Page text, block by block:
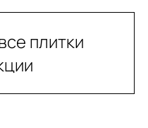
плитки